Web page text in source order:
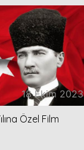
18 Ekim 2023
Özel Film